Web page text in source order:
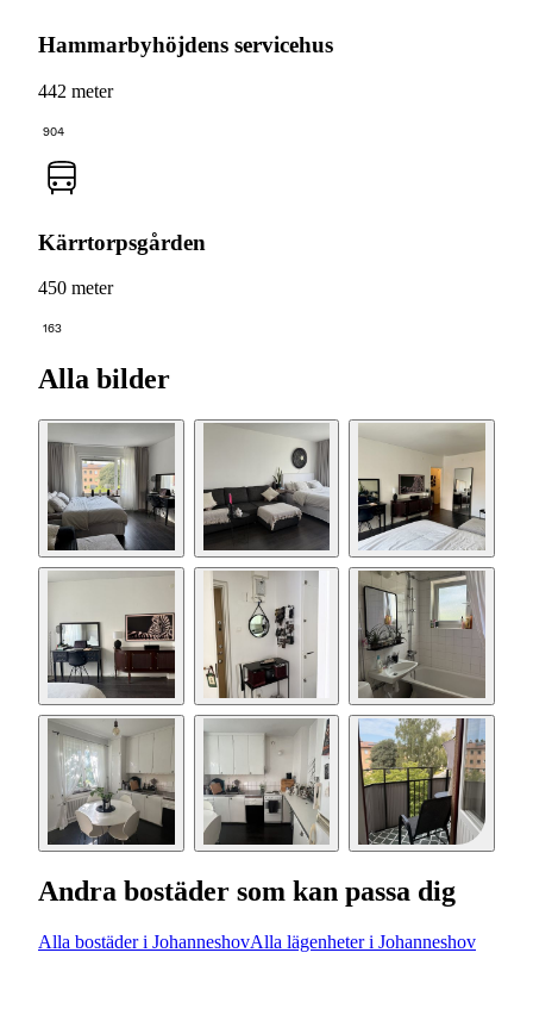
Hammarbyhöjdens servicehus
442 meter
904
Kärrtorpsgården
450 meter
163
Alla bilder
Andra bostäder som kan passa dig
Alla bostäder i JohanneshovAlla lägenheter i Johanneshov